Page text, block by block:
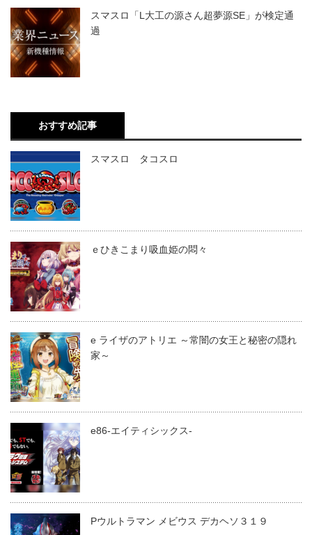
スマスロ「L大工の源さん超夢源SE」が検定通
過
おすすめ記事
スマスロ タコスロ
ｅひきこまり吸血姫の悶々
e ライザのアトリエ ～常闇の女王と秘密の隠れ
家～
e86-エイティシックス-
Pウルトラマン メビウス デカヘソ３１９